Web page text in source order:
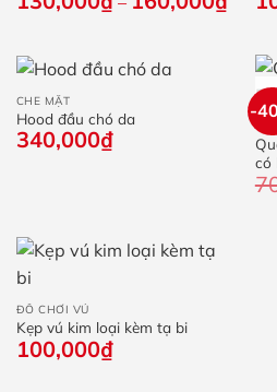
giá:
đến
CHE MẶT
Hood đầu chó da
340,000₫
-
có
ĐỒ CHƠI VÚ
Kẹp vú kim loại kèm tạ bi
100,000₫